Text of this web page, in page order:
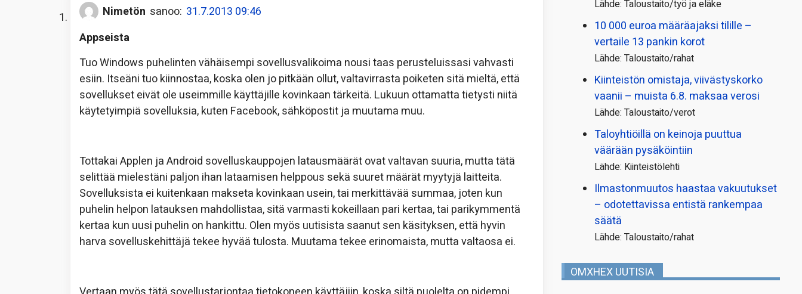
Nimetön sanoo: 31.7.2013 09:46
Appseista
Tuo Windows puhelinten vähäisempi sovellusvalikoima nousi taas perusteluissasi vahvasti
esiin. Itseäni tuo kiinnostaa, koska olen jo pitkään ollut, valtavirrasta poiketen sitä mieltä, että
sovellukset eivät ole useimmille käyttäjille kovinkaan tärkeitä. Lukuun ottamatta tietysti niitä
käytetyimpiä sovelluksia, kuten Facebook, sähköpostit ja muutama muu.
Tottakai Applen ja Android sovelluskauppojen latausmäärät ovat valtavan suuria, mutta tätä
selittää mielestäni paljon ihan lataamisen helppous sekä suuret määrät myytyjä laitteita.
Sovelluksista ei kuitenkaan makseta kovinkaan usein, tai merkittävää summaa, joten kun
puhelin helpon latauksen mahdollistaa, sitä varmasti kokeillaan pari kertaa, tai parikymmentä
kertaa kun uusi puhelin on hankittu. Olen myös uutisista saanut sen käsityksen, että hyvin
harva sovelluskehittäjä tekee hyvää tulosta. Muutama tekee erinomaista, mutta valtaosa ei.
Lähde: Taloustaito/työ ja eläke
10 000 euroa määräajaksi tilille –
vertaile 13 pankin korot
Lähde: Taloustaito/rahat
Kiinteistön omistaja, viivästyskorko
vaanii – muista 6.8. maksaa verosi
Lähde: Taloustaito/verot
Taloyhtiöillä on keinoja puuttua
väärään pysäköintiin
Lähde: Kiinteistölehti
Ilmastonmuutos haastaa vakuutukset
– odotettavissa entistä rankempaa
säätä
Lähde: Taloustaito/rahat
OMXHEX UUTISIA